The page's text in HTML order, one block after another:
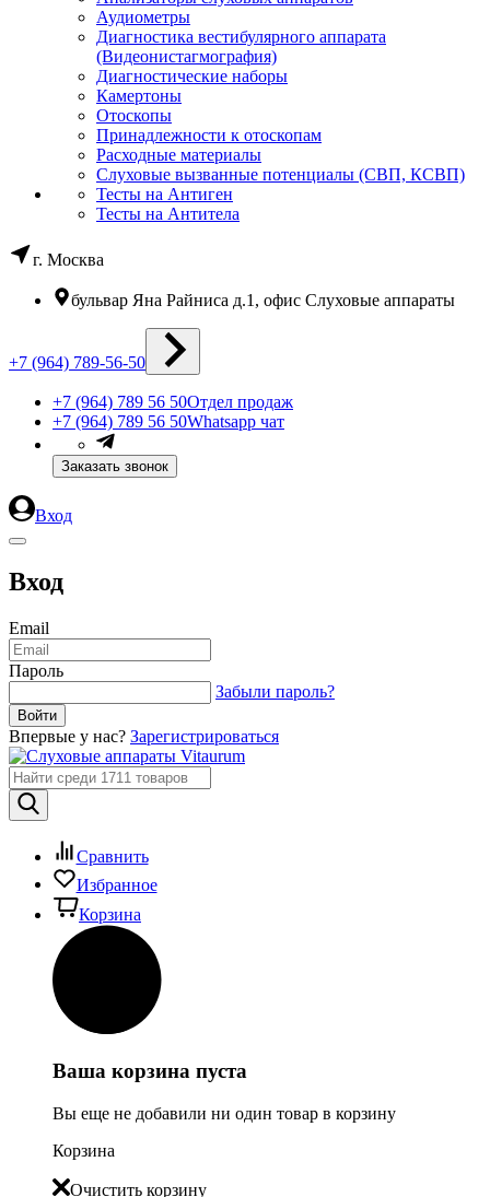
Аудиометры
Диагностика вестибулярного аппарата
(Видеонистагмография)
Диагностические наборы
Камертоны
Отоскопы
Принадлежности к отоскопам
Расходные материалы
Слуховые вызванные потенциалы (СВП, КСВП)
Тесты на Антиген
Тесты на Антитела
г. Москва
бульвар Яна Райниса д.1, офис Слуховые аппараты
+7 (964) 789-56-50
+7 (964) 789 56 50Отдел продаж
+7 (964) 789 56 50Whatsapp чат
Заказать звонок
Вход
Вход
Email
Пароль
Забыли пароль?
Впервые у нас? Зарегистрироваться
Сравнить
Избранное
Корзина
Ваша корзина пуста
Вы еще не добавили ни один товар в корзину
Корзина
Очистить корзину